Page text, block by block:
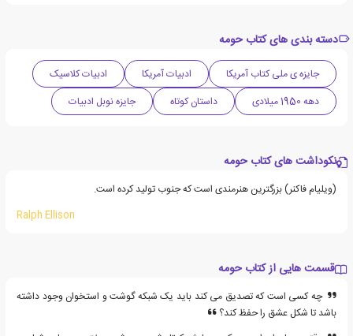
دسته بندی های کتاب حومه
جایزه ی ملی کتاب آمریکا ادبیات آمریکا
ادبیات کلاسیک
دهه 1950 میلادی
داستان کوتاه جایزه نوبل ادبیات
نکوداشت های کتاب حومه
(ویلیام فاکنر) بزرگترین هنرمندی است که جنوب تولید کرده است.
Ralph Ellison
قسمت هایی از کتاب حومه
چه کسی است که تصدیق می کند باید یک شبکه گوشت و استخوان وجود داشته
باشد تا شکل عشق را حفظ کند؟